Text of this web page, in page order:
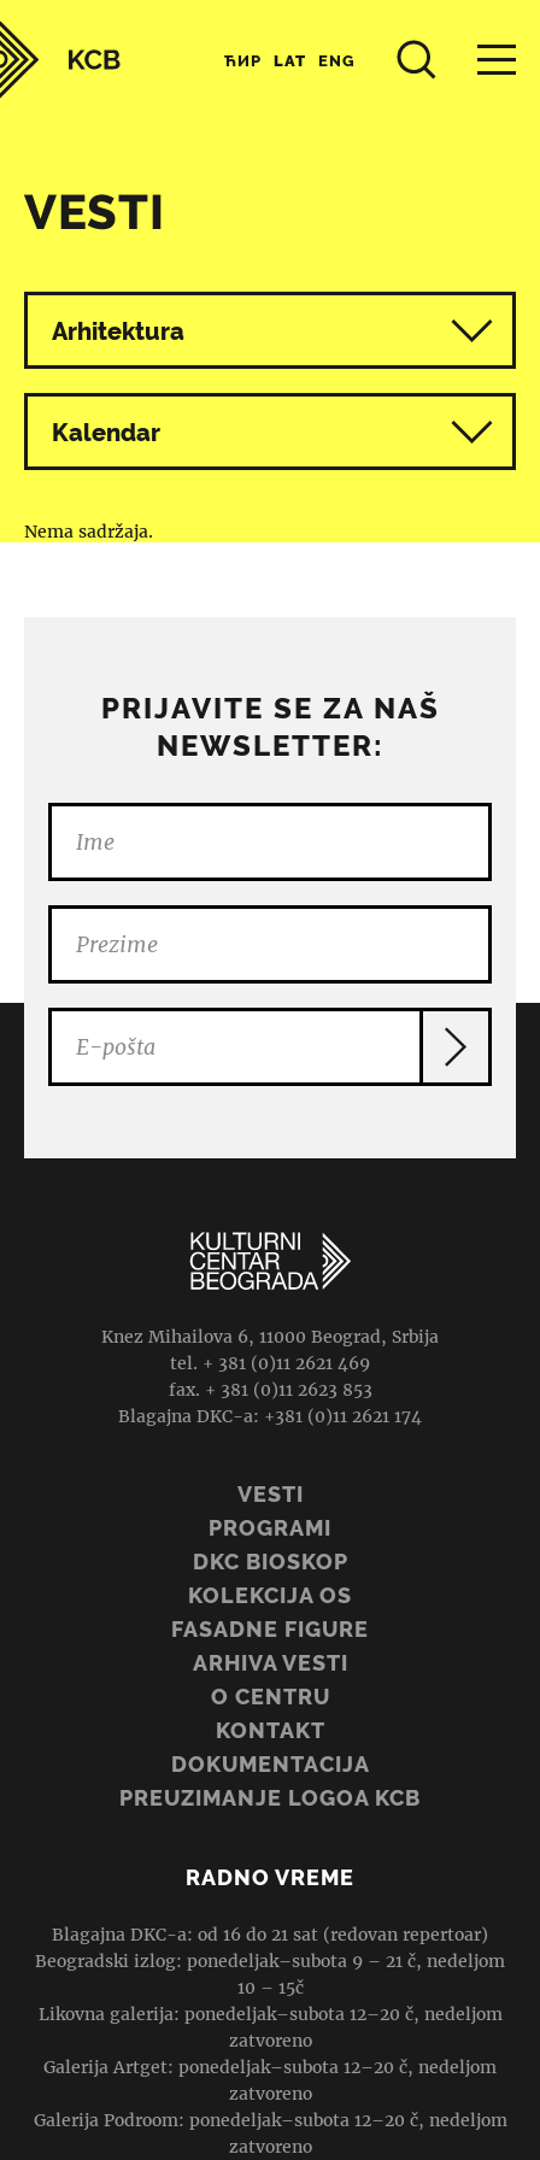
ЋИР LAT ENG
VESTI
Svi programi
Arhitektura
Kalendar
Nema sadržaja.
PRIJAVITE SE ZA NAŠ
NEWSLETTER:
Knez Mihailova 6, 11000 Beograd, Srbija
tel. + 381 (0)11 2621 469
fax. + 381 (0)11 2623 853
Blagajna DKC-a: +381 (0)11 2621 174
VESTI
PROGRAMI
DKC BIOSKOP
KOLEKCIJA OS
FASADNE FIGURE
ARHIVA VESTI
O CENTRU
KONTAKT
DOKUMENTACIJA
PREUZIMANJE LOGOA KCB
RADNO VREME
Blagajna DKC-a: od 16 do 21 sat (redovan repertoar)
Beogradski izlog: ponedeljak–subota 9 – 21 č, nedeljom
10 – 15č
Likovna galerija: ponedeljak–subota 12–20 č, nedeljom
zatvoreno
Galerija Artget: ponedeljak–subota 12–20 č, nedeljom
zatvoreno
Galerija Podroom: ponedeljak–subota 12–20 č, nedeljom
zatvoreno